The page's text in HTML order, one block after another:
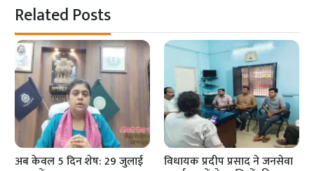
Related Posts
अब केवल 5 दिन शेष: 29 जुलाई विधायक प्रदीप प्रसाद ने जनसेवा